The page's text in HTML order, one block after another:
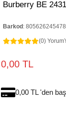
Burberry BE
Barkod :
(0) Yorum
0,00 TL
0,00 TL 'den